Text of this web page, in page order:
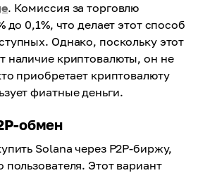
. Комиссия за торговлю
до 0,1%, что делает этот способ
Однако, поскольку этот
наличие криптовалюты, он не
приобретает криптовалюту
фиатные деньги.
обмен
Solana через P2P-биржу,
пользователя. Этот вариант